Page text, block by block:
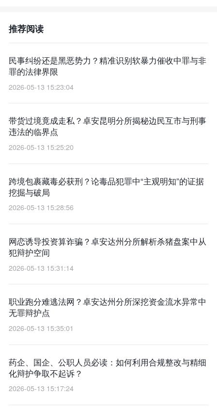
推荐阅读
民事纠纷还是黑恶势力？精准识别软暴力催收中罪与非
罪的法律界限
2026-05-13 15:23:04
带货过境竟成走私？卓安昆明分所揭秘边民互市与刑事
违法的临界点
2026-05-13 15:25:20
跨境包裹藏毒必获刑？论毒品犯罪中“主观明知”的证据
挖掘与破局
2026-05-13 15:28:56
网恋诱导投资算诈骗？卓安达州分所解析杀猪盘案中从
犯辩护空间
2026-05-13 15:31:14
职业跑分难逃法网？卓安达州分所深挖资金流水异常中
无罪辩护点
2026-05-13 15:35:01
药企、国企、公职人员必读：如何利用合规整改与精细
化辩护争取不起诉？
2026-05-13 15:17:24